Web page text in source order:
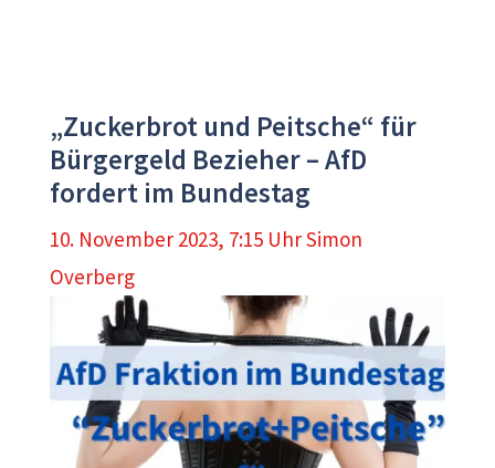
„Zuckerbrot und Peitsche“ für
Bürgergeld Bezieher – AfD
fordert im Bundestag
10. November 2023, 7:15 UhrSimon
Overberg